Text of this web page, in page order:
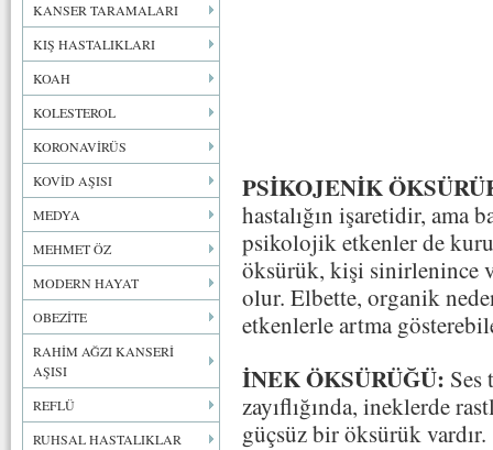
KANSER TARAMALARI
KIŞ HASTALIKLARI
KOAH
KOLESTEROL
KORONAVİRÜS
KOVİD AŞISI
MEDYA
MEHMET ÖZ
MODERN HAYAT
OBEZİTE
RAHİM AĞZI KANSERİ
AŞISI
REFLÜ
RUHSAL HASTALIKLAR
PSİKOJENİK
hastalığın işaretidir, ama
psikolojik etkenler de
öksürük, kişi sinirlenince
olur. Elbette, organik
etkenlerle artma
İNEK ÖKSÜRÜĞÜ: Ses
zayıflığında, ineklerde
güçsüz bir öksürük vardır.